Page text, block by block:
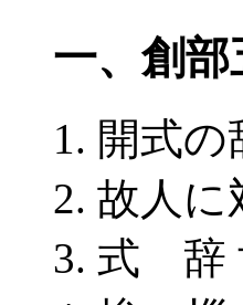
一、創部
開式
故人に
式 辞